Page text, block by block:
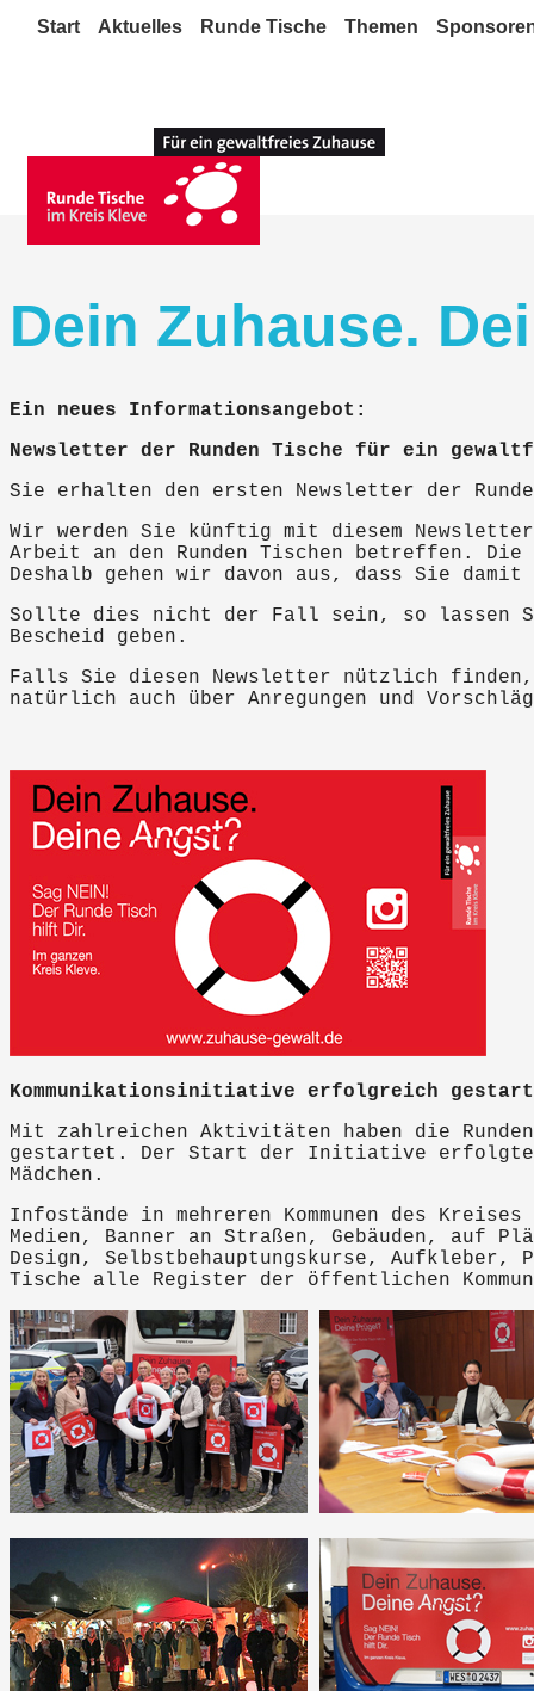
Start Aktuelles Runde Tische Themen
Dein Zuhause.
Ein neues Informationsangebot:
Newsletter der Runden Tische für ein
Sie erhalten den ersten Newsletter der
Wir werden Sie künftig mit diesem
Arbeit an den Runden Tischen betreffen.
Deshalb gehen wir davon aus, dass Sie
Sollte dies nicht der Fall sein, so lassen
Bescheid geben.
Falls Sie diesen Newsletter nützlich
natürlich auch über Anregungen und
Kommunikationsinitiative erfolgreich
Mit zahlreichen Aktivitäten haben die
gestartet. Der Start der Initiative erfolgte im
Mädchen.
Infostände in mehreren Kommunen des
Medien, Banner an Straßen, Gebäuden, auf
Design, Selbstbehauptungskurse,
Tische alle Register der öffentlichen